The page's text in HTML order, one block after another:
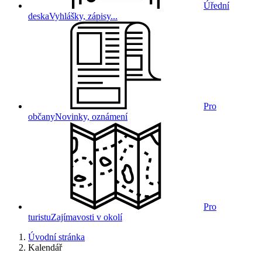
Úřední
deskaVyhlášky, zápisy...
Pro
občanyNovinky, oznámení
Pro
turistuZajímavosti v okolí
Úvodní stránka
Kalendář